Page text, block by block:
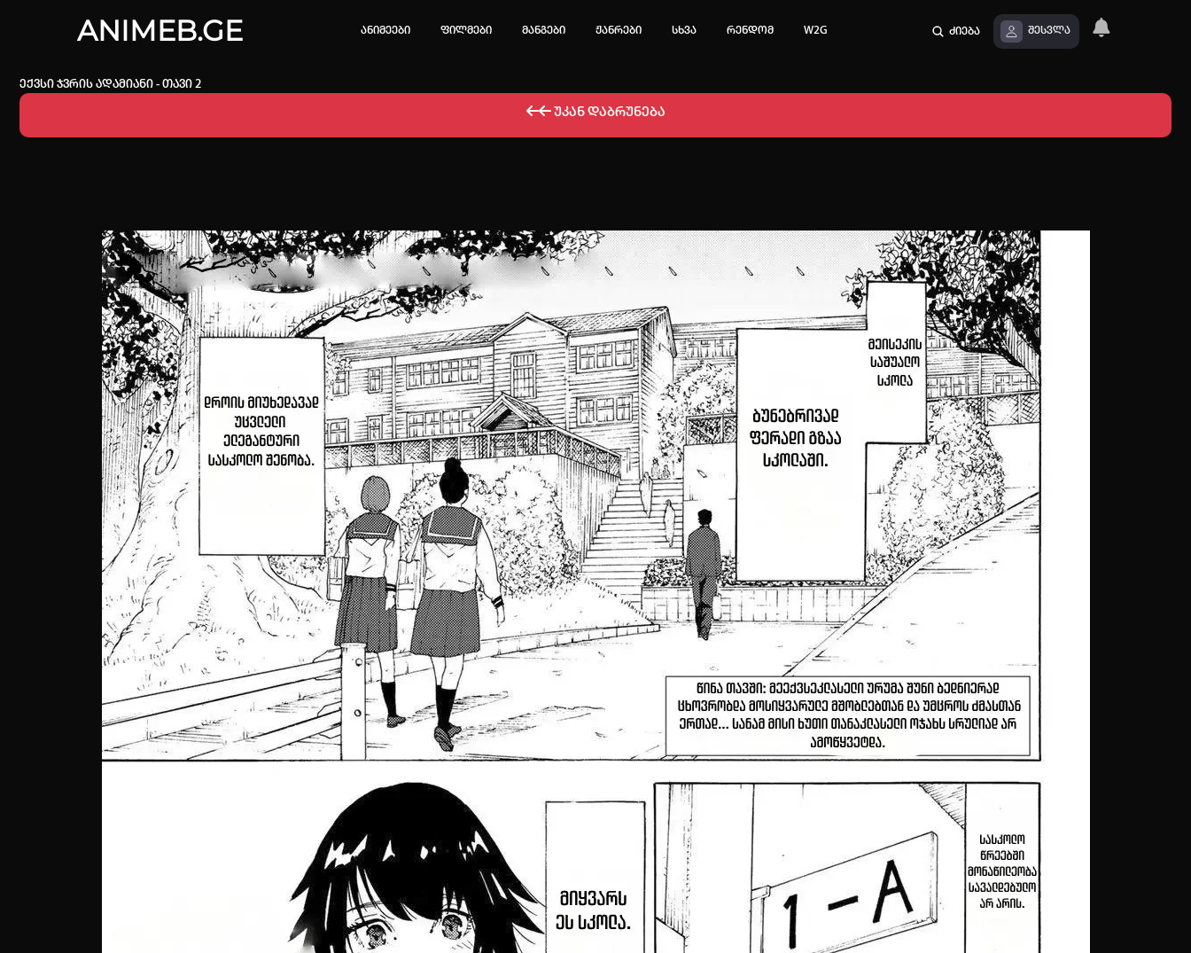
კვირის ტოპ 3 მოძებნადი სიტყვა
ისტორია ცარიელია
სრული ისტორიის გასუფთავება
ANIMEB.GE ანიმეები ფილმები მანგები ჟანრები სხვა რენდომ W2G ძიება შესვლა
ექვსი ჯვრის ადამიანი - თავი 2
უკან დაბრუნება